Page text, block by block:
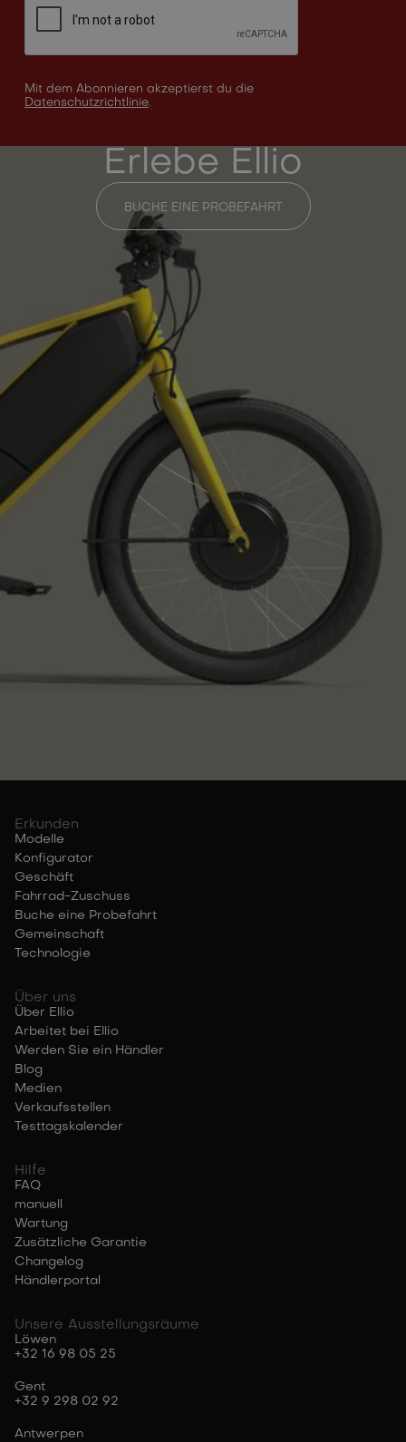
Mit dem Abonnieren akzeptierst du die
Datenschutzrichtlinie.
Erlebe Ellio
BUCHE EINE PROBEFAHRT
Erkunden
Modelle
Konfigurator
Geschäft
Fahrrad-Zuschuss
Buche eine Probefahrt
Gemeinschaft
Technologie
Über uns
Über Ellio
Arbeitet bei Ellio
Werden Sie ein Händler
Blog
Medien
Verkaufsstellen
Testtagskalender
Hilfe
FAQ
manuell
Wartung
Zusätzliche Garantie
Changelog
Händlerportal
Unsere Ausstellungsräume
Löwen
+32 16 98 05 25
Gent
+32 9 298 02 92
Antwerpen